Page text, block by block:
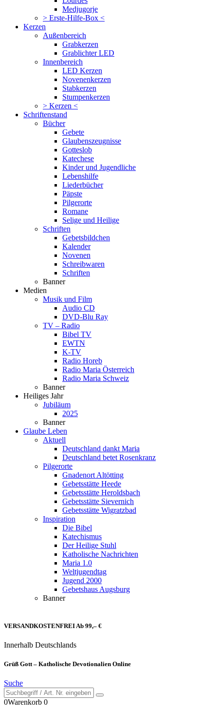
Medjugorje
> Erste-Hilfe-Box <
Kerzen
Außenbereich
Grabkerzen
Grablichter LED
Innenbereich
LED Kerzen
Novenenkerzen
Stabkerzen
Stumpenkerzen
> Kerzen <
Schriftenstand
Bücher
Gebete
Glaubenszeugnisse
Gotteslob
Katechese
Kinder und Jugendliche
Lebenshilfe
Liederbücher
Päpste
Pilgerorte
Romane
Selige und Heilige
Schriften
Gebetsbildchen
Kalender
Novenen
Schreibwaren
Schriften
Banner
Medien
Musik und Film
Audio CD
DVD-Blu Ray
TV – Radio
Bibel TV
EWTN
K-TV
Radio Horeb
Radio Maria Österreich
Radio Maria Schweiz
Banner
Heiliges Jahr
Jubiläum
2025
Banner
Glaube Leben
Aktuell
Deutschland dankt Maria
Deutschland betet Rosenkranz
Pilgerorte
Gnadenort Altötting
Gebetsstätte Heede
Gebetsstätte Heroldsbach
Gebetsstätte Sievernich
Gebetsstätte Wigratzbad
Inspiration
Die Bibel
Katechismus
Der Heilige Stuhl
Katholische Nachrichten
Maria 1.0
Weltjugendtag
Jugend 2000
Gebetshaus Augsburg
Banner
VERSANDKOSTENFREI Ab 99,– €
Innerhalb Deutschlands
Grüß Gott – Katholische Devotionalien Online
Suche
0Warenkorb 0